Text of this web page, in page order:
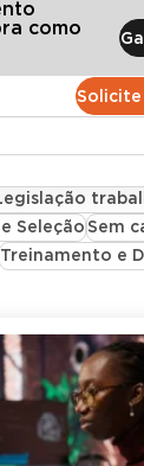
como
e
Bem-estar e
Case
Seleção Sem
Treinamento e